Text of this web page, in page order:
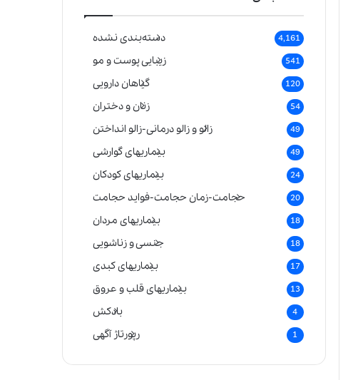
دسته‌بندی نشده 4,161
زیبایی پوست و مو 541
گیاهان دارویی 120
زنان و دختران 54
زالو و زالو درمانی-زالو انداختن 49
بیماریهای گوارشی 49
بیماریهای کودکان 24
حجامت-زمان حجامت-فواید حجامت 20
بیماریهای مردان 18
جنسی و زناشویی 18
بیماریهای کبدی 17
بیماریهای قلب و عروق 13
بادکش 4
رپورتاژ آگهی 1